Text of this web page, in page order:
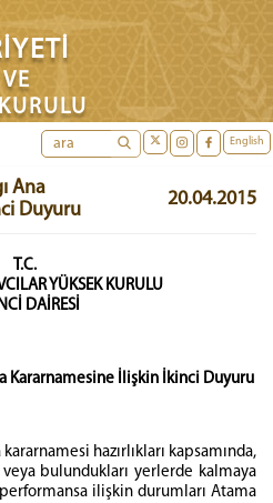
English
Ana
Duyuru
20.04.2015
T.C.
YÜKSEK KURULU
DAİRESİ
Kararnamesine İlişkin İkinci Duyuru
hazırlıkları kapsamında,
veya bulundukları yerlerde kalmaya
ilişkin durumları Atama